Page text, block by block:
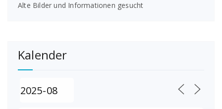
Alte Bilder und Informationen gesucht
Kalender